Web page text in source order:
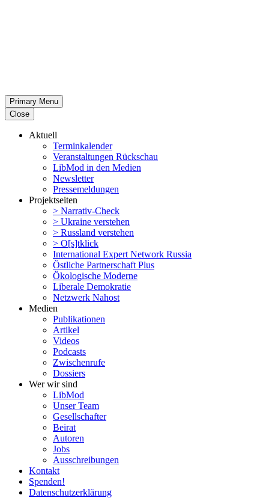
Primary Menu
Close
Aktuell
Termin­ka­lender
Veran­stal­tungen Rückschau
LibMod in den Medien
Newsletter
Presse­mel­dungen
Projekt­seiten
> Narrativ-Check
> Ukraine verstehen
> Russland verstehen
> O[s]tklick
Inter­na­tional Expert Network Russia
Östliche Partner­schaft Plus
Ökolo­gische Moderne
Liberale Demokratie
Netzwerk Nahost
Medien
Publi­ka­tionen
Artikel
Videos
Podcasts
Zwischenrufe
Dossiers
Wer wir sind
LibMod
Unser Team
Gesell­schafter
Beirat
Autoren
Jobs
Ausschrei­bungen
Kontakt
Spenden!
Daten­schutz­er­klärung